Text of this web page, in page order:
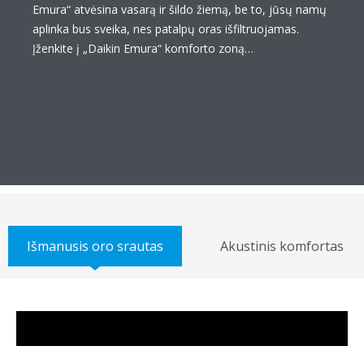
Emura“ atvėsina vasarą ir šildo žiemą, be to, jūsų namų
aplinka bus sveika, nes patalpų oras išfiltruojamas.
Įženkite į „Daikin Emura“ komforto zoną…
Išmanusis oro srautas Akustinis komfortas